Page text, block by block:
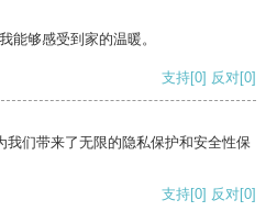
能够感受到家的温暖。
支持[0] 反对[0]
们带来了无限的隐私保护和安全性保
支持[0] 反对[0]